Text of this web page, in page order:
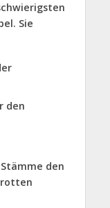
Sie
den
den